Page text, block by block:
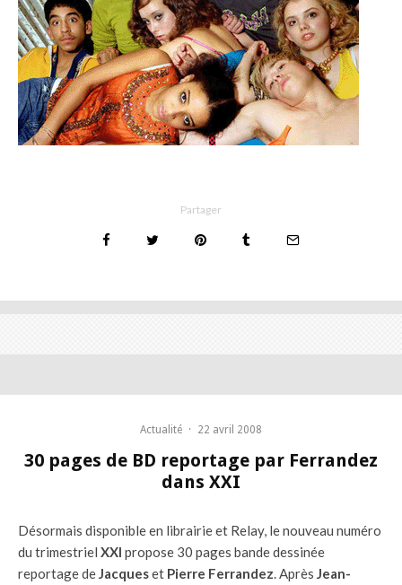
Partager
Actualité · 22 avril 2008
30 pages de BD reportage par Ferrandez
dans XXI
Désormais disponible en librairie et Relay, le nouveau numéro
du trimestriel XXI propose 30 pages bande dessinée
reportage deJacqueset Pierre Ferrandez. Après Jean-